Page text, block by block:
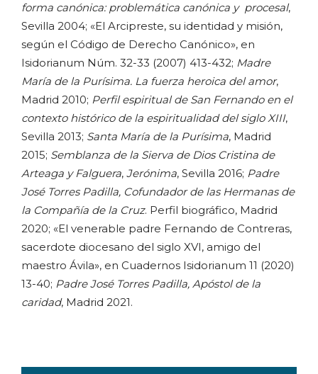
forma canónica: problemática canónica y procesal,
Sevilla 2004; «El Arcipreste, su identidad y misión,
según el Código de Derecho Canónico», en
Isidorianum Núm. 32-33 (2007) 413-432; Madre
María de la Purísima. La fuerza heroica del amor,
Madrid 2010; Perfil espiritual de San Fernando en el
contexto histórico de la espiritualidad del siglo XIII,
Sevilla 2013; Santa María de la Purísima, Madrid
2015; Semblanza de la Sierva de Dios Cristina de
Arteaga y Falguera, Jerónima, Sevilla 2016; Padre
José Torres Padilla, Cofundador de las Hermanas de
la Compañía de la Cruz. Perfil biográfico, Madrid
2020; «El venerable padre Fernando de Contreras,
sacerdote diocesano del siglo XVI, amigo del
maestro Ávila», en Cuadernos Isidorianum 11 (2020)
13-40; Padre José Torres Padilla, Apóstol de la
caridad, Madrid 2021.